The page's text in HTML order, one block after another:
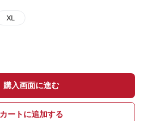
XL
購入画面に進む
カートに追加する